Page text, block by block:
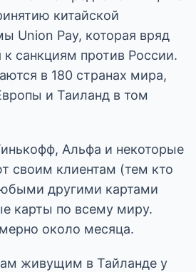
китайской
Union Pay, которая вряд
к санкциям против России.
в 180 странах мира,
и Таиланд в том
Альфа и некоторые
своим клиентам (тем кто
другими картами
карты по всему миру.
около месяца.
живущим в Тайланде у